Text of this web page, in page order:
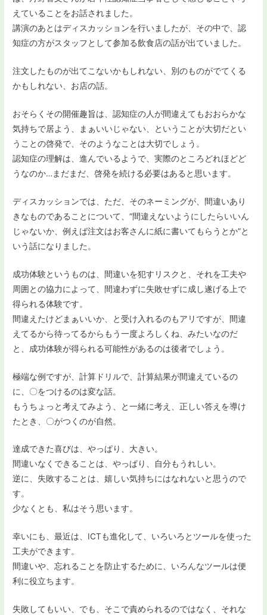
えていることをお話されました。
講演のあとはディスカッションを行いましたが、その中で、認
知症の方がスタッフとして参加る飲食店の話が出ていました。
注文したものが出てこないかもしれない、別のものがでてくる
かもしれない、お店の話。
おそらくその開催趣旨は、認知症の人が間違えてもおおらかな
気持ちで居よう、まぁいいじゃない、ということが大切だとい
うことの啓発で、そのようなことは大切でしょう。
認知症の理解は、進んでいるようで、実際のところどれほどど
うなのか…まだまだ、啓発を続ける必要はあると思います。
ディスカッションでは、ただ、そのネーミングが、間違いあり
きなものであることについて、”間違えないようにしたらいいん
じゃないか、例えば注文はお客さんに紙に書いてもらうとか”と
いう話になりました。
成功体験というものは、間違いを犯すリスクと、それを工夫や
周囲との協力によって、間違わずに失敗せずに成し遂げる上で
得られる体験です。
間違えたけどまぁいいか、と受け入れるのもアリですが、間違
えてるから待ってるからもう一度よろしくね、みたいなのだ
と、成功体験が得られる可能性があるのは後者でしょう。
極端な例ですが、計算ドリルで、計算結果が間違えているの
に、〇をつけるのは変な話。
もうちょっと考えてみよう、と一緒に考え、正しい答えを導け
たとき、〇がつくのが自然。
達成できた喜びは、やっぱり、大きい。
間違いなくできることは、やっぱり、自分もうれしい。
逆に、失敗することは、嬉しい気持ちにはなれないと思うので
す。
少なくとも、私はそう思います。
幸いにも、最近は、ICTも進化して、いろいろとツールを使った
工夫ができます。
間違いや、忘れることを防止するために、いろんなツールは便
利に役立ちます。
失敗してもいい、でも、そこで責められるのではなく、それな